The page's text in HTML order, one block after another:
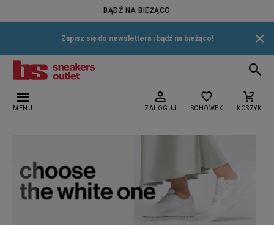
BĄDŹ NA BIEŻĄCO
Zapisz się do newslettera i bądź na bieżąco! ×
MENU ZALOGUJ SCHOWEK KOSZYK